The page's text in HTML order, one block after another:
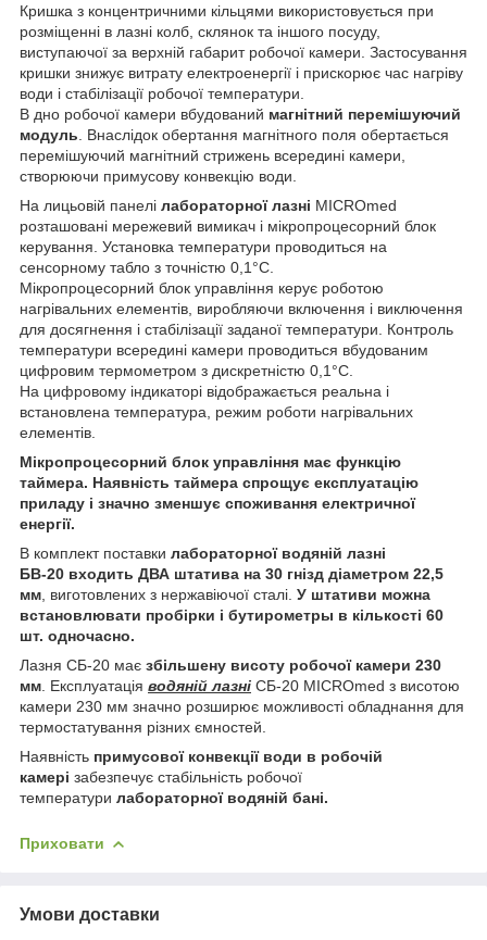
Кришка з концентричними кільцями використовується при
розміщенні в лазні колб, склянок та іншого посуду,
виступаючої за верхній габарит робочої камери. Застосування
кришки знижує витрату електроенергії і прискорює час нагріву
води і стабілізації робочої температури.
В дно робочої камери вбудований магнітний перемішуючий
модуль . Внаслідок обертання магнітного поля обертається
перемішуючий магнітний стрижень всередині камери,
створюючи примусову конвекцію води.
На лицьовій панелі лабораторної лазні MICROmed
розташовані мережевий вимикач і мікропроцесорний блок
керування. Установка температури проводиться на
сенсорному табло з точністю 0,1°С.
Мікропроцесорний блок управління керує роботою
нагрівальних елементів, виробляючи включення і виключення
для досягнення і стабілізації заданої температури. Контроль
температури всередині камери проводиться вбудованим
цифровим термометром з дискретністю 0,1°С.
На цифровому індикаторі відображається реальна і
встановлена температура, режим роботи нагрівальних
елементів.
Мікропроцесорний блок управління має функцію
таймера. Наявність таймера спрощує експлуатацію
приладу і значно зменшує споживання електричної
енергії.
В комплект поставки лабораторної водяній лазні
БВ-20 входить ДВА штатива на 30 гнізд діаметром 22,5
мм , виготовлених з нержавіючої сталі. У штативи можна
встановлювати пробірки і бутирометры в кількості 60
шт. одночасно.
Лазня СБ-20 має збільшену висоту робочої камери 230
мм . Експлуатація водяній лазні СБ-20 MICROmed з висотою
камери 230 мм значно розширює можливості обладнання для
термостатування різних ємностей.
Наявність примусової конвекції води в робочій
камері забезпечує стабільність робочої
температури лабораторної водяній бані.
Приховати
Умови доставки